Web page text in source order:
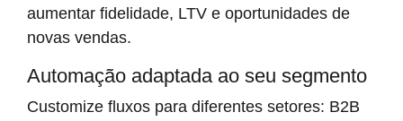
aumentar fidelidade, LTV e oportunidades de
novas vendas.
Automação adaptada ao seu segmento
Customize fluxos para diferentes setores: B2B